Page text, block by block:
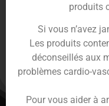
Vous devezvous
commentaire.
produits
Si vous n’avez
Les produits
déconseillés aux
problèmes cardio-
Pour vous aider à